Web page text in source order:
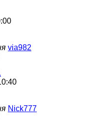
via982
Nick777